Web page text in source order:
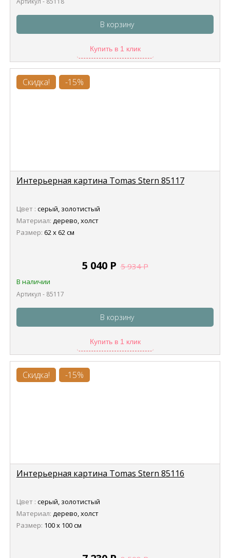
В корзину
Купить в 1 клик
Скидка! -15%
Интерьерная картина Tomas Stern 85117
Цвет : серый, золотистый
Материал: дерево, холст
Размер: 62 х 62 см
5 040 Р 5 934Р
В наличии
Артикул - 85117
В корзину
Купить в 1 клик
Скидка! -15%
Интерьерная картина Tomas Stern 85116
Цвет : серый, золотистый
Материал: дерево, холст
Размер: 100 х 100 см